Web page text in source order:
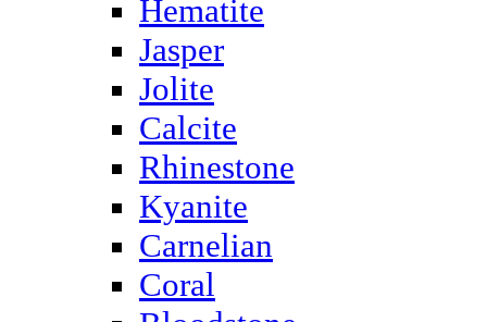
Hematite
Jasper
Jolite
Calcite
Rhinestone
Kyanite
Carnelian
Coral